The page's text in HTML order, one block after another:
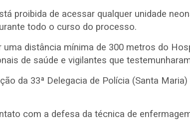
proibida de acessar qualquer unidade
todo o curso do processo.
uma distância mínima de 300 metros do
de saúde e vigilantes que
da 33ª Delegacia de Polícia (Santa
com a defesa da técnica de